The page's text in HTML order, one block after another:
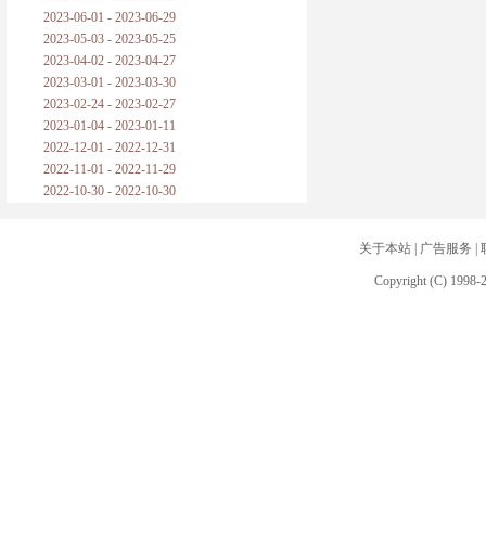
2023-06-01 - 2023-06-29
2023-05-03 - 2023-05-25
2023-04-02 - 2023-04-27
2023-03-01 - 2023-03-30
2023-02-24 - 2023-02-27
2023-01-04 - 2023-01-11
2022-12-01 - 2022-12-31
2022-11-01 - 2022-11-29
2022-10-30 - 2022-10-30
关于本站| 广告服务
Copyright (C) 1998-